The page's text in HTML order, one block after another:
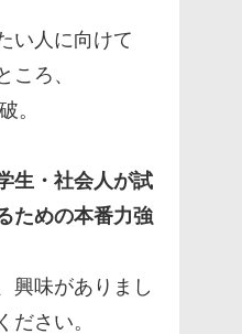
い人に向けて
ころ、
。
生・社会人が試
ための本番力強
興味がありまし
ださい。